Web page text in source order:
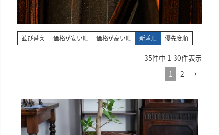
並び替え 価格が安い順 価格が高い順 新着順 優先度順
35件中 1-30件表示
1
2